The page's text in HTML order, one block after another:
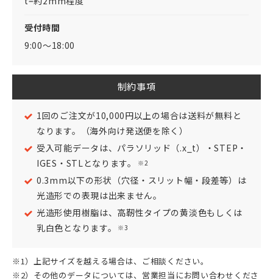
受付時間
9:00～18:00
制約事項
1回のご注文が10,000円以上の場合は送料が無料と
なります。（海外向け発送便を除く）
受入可能データは、パラソリッド（.x_t）・STEP・
IGES・STLとなります。
※2
0.3mm以下の形状（穴径・スリット幅・段差等）は
光造形での表現は出来ません。
光造形使用樹脂は、高靭性タイプの黄淡色もしくは
乳白色となります。
※3
上記サイズを越える場合は、ご相談ください。
その他のデータについては、営業担当にお問い合わせくださ